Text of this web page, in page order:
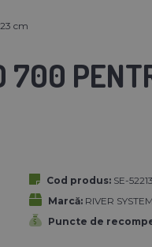
cm
700
Cod produs: SE-
Marcă: RIVER
Puncte de